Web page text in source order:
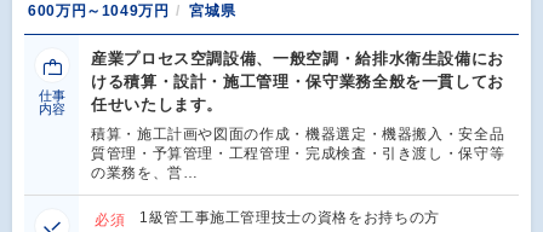
600万円～1049万円
宮城県
仕事
内容
産業プロセス空調設備、一般空調・給排水衛生設備にお
ける積算・設計・施工管理・保守業務全般を一貫してお
任せいたします。
積算・施工計画や図面の作成・機器選定・機器搬入・安全品
質管理・予算管理・工程管理・完成検査・引き渡し・保守等
の業務を、営…
必須 1級管工事施工管理技士の資格をお持ちの方